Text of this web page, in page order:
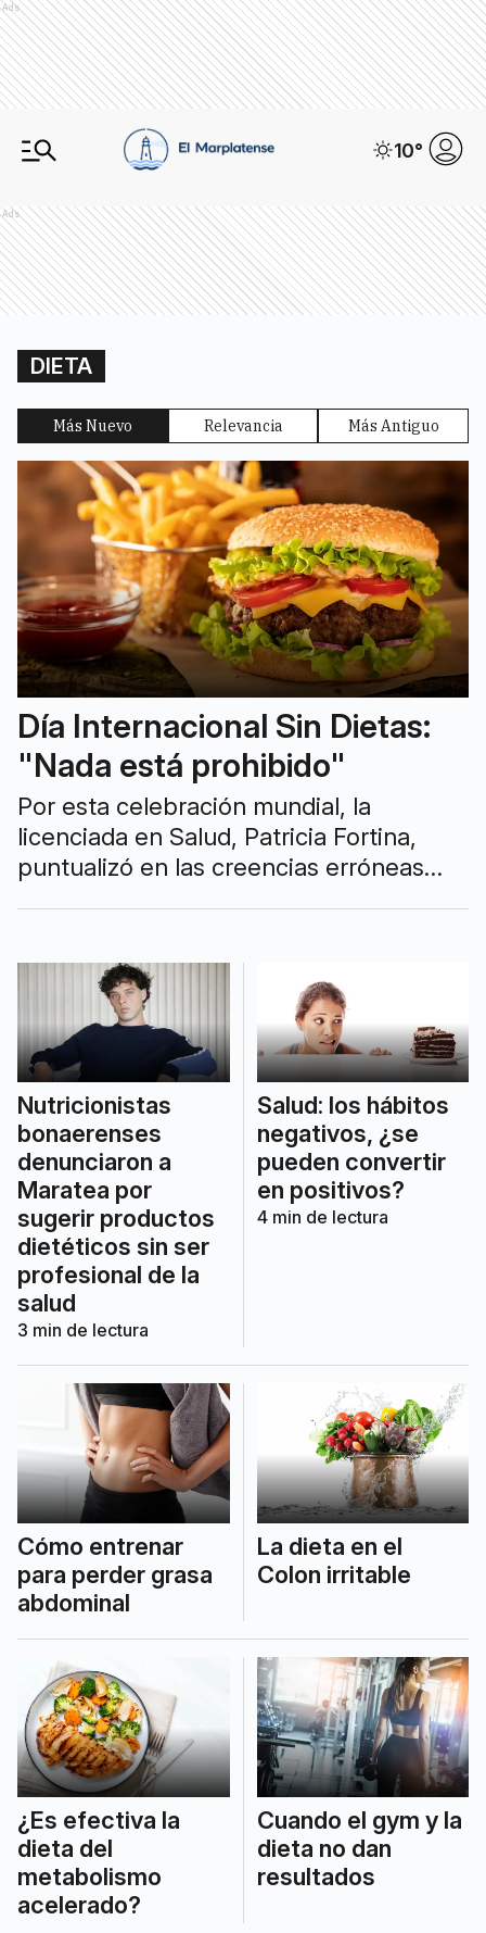
Ads
10°
Ads
DIETA
Más Nuevo Relevancia Más Antiguo
Día Internacional Sin Dietas:
"Nada está prohibido"
Por esta celebración mundial, la
licenciada en Salud, Patricia Fortina,
puntualizó en las creencias erróneas
Nutricionistas
bonaerenses
denunciaron a
Maratea por
sugerir productos
dietéticos sin ser
profesional de la
salud
3 min de lectura
Salud: los hábitos
negativos, ¿se
pueden convertir
en positivos?
4min de lectura
Cómo entrenar
para perder grasa
abdominal
La dieta en el
Colon irritable
¿Es efectiva la
dieta del
metabolismo
acelerado?
Cuando el gym y la
dieta no dan
resultados